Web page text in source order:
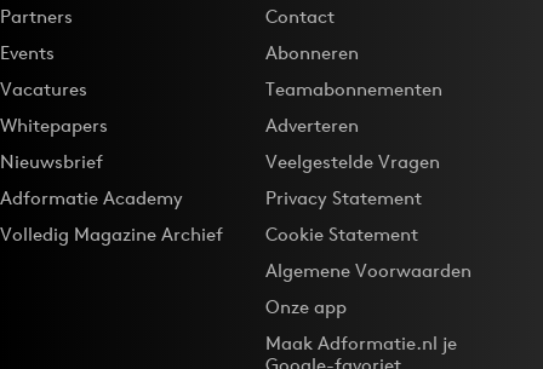
Partners
Events
Vacatures
Whitepapers
Nieuwsbrief
Adformatie Academy
Volledig Magazine Archief
Contact
Abonneren
Teamabonnementen
Adverteren
Veelgestelde Vragen
Privacy Statement
Cookie Statement
Algemene Voorwaarden
Onze app
Maak Adformatie.nl je